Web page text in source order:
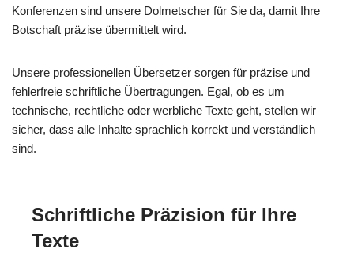
Konferenzen sind unsere Dolmetscher für Sie da, damit Ihre
Botschaft präzise übermittelt wird.
Unsere professionellen Übersetzer sorgen für präzise und
fehlerfreie schriftliche Übertragungen. Egal, ob es um
technische, rechtliche oder werbliche Texte geht, stellen wir
sicher, dass alle Inhalte sprachlich korrekt und verständlich
sind.
Schriftliche Präzision für Ihre
Texte